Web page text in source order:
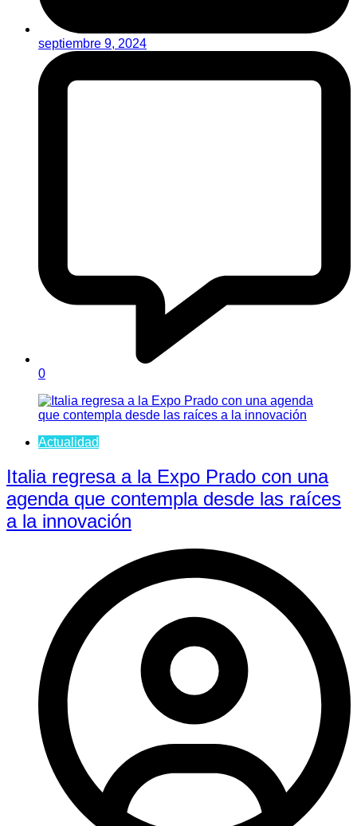
septiembre 9, 2024
0
Actualidad
Italia regresa a la Expo Prado con una
agenda que contempla desde las raíces
a la innovación